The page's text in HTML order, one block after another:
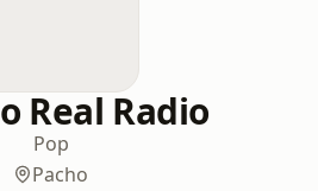
Real Radio
Pop
Pacho